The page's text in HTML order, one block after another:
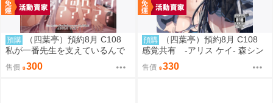
預購
（四葉亭）預約8月 C108
私が一番先生を支えているんで
すけど みどり
售價 300
預購
（四葉亭）預約8月 C108
感覚共有 -アリス ケイ- 森シン
リスク
售價 330